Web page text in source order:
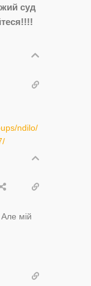
суд
ndilo/
мій